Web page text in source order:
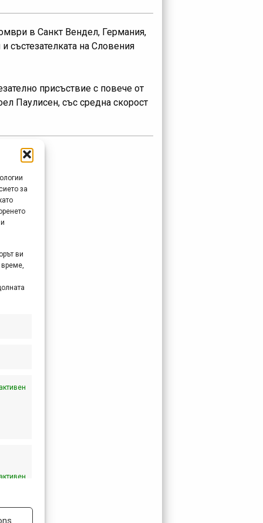
за
ви
в Санкт Вендел, Германия,
на Словения
присъствие с повече от
Паулисен, със средна скорост